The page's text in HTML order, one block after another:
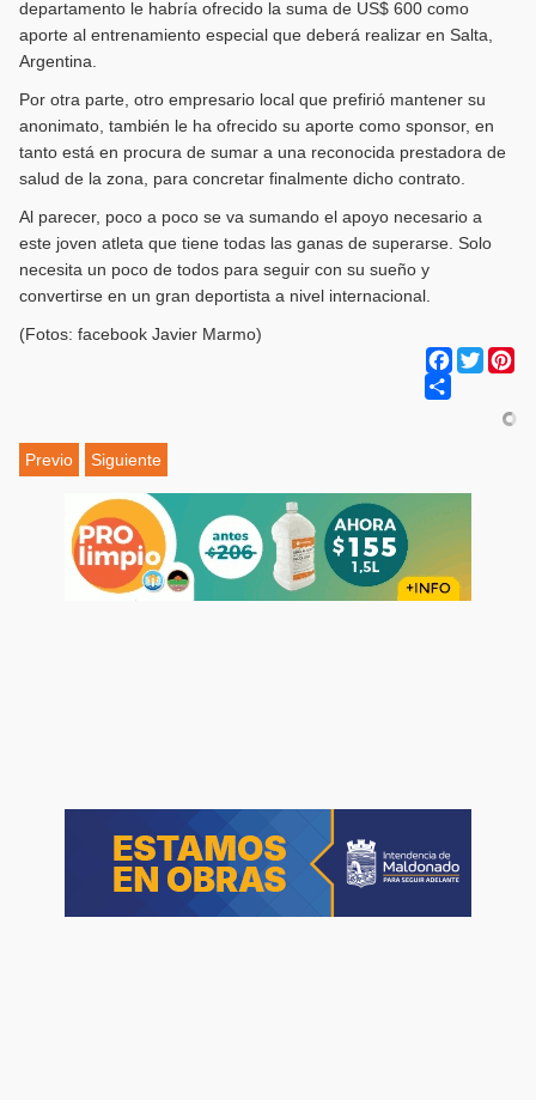
departamento le habría ofrecido la suma de US$ 600 como
aporte al entrenamiento especial que deberá realizar en Salta,
Argentina.
Por otra parte, otro empresario local que prefirió mantener su
anonimato, también le ha ofrecido su aporte como sponsor, en
tanto está en procura de sumar a una reconocida prestadora de
salud de la zona, para concretar finalmente dicho contrato.
Al parecer, poco a poco se va sumando el apoyo necesario a
este joven atleta que tiene todas las ganas de superarse. Solo
necesita un poco de todos para seguir con su sueño y
convertirse en un gran deportista a nivel internacional.
(Fotos: facebook Javier Marmo)
Facebook
Twitter
Previo Siguiente